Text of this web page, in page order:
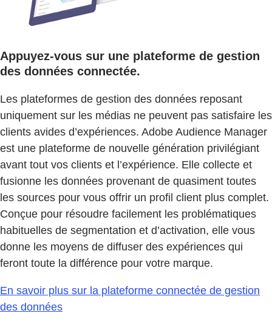
Appuyez-vous sur une plateforme de gestion
des données connectée.
Les plateformes de gestion des données reposant
uniquement sur les médias ne peuvent pas satisfaire les
clients avides d’expériences. Adobe Audience Manager
est une plateforme de nouvelle génération privilégiant
avant tout vos clients et l’expérience. Elle collecte et
fusionne les données provenant de quasiment toutes
les sources pour vous offrir un profil client plus complet.
Conçue pour résoudre facilement les problématiques
habituelles de segmentation et d’activation, elle vous
donne les moyens de diffuser des expériences qui
feront toute la différence pour votre marque.
En savoir plus sur la plateforme connectée de gestion
des données